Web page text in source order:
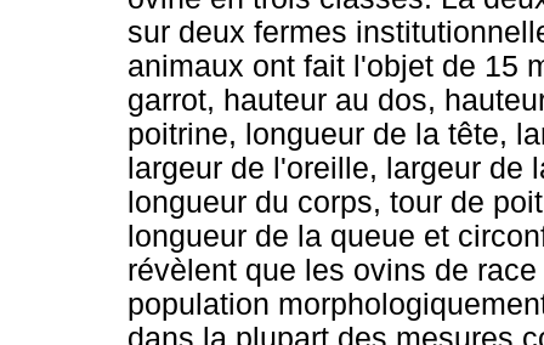
sur deux fermes
animaux ont fait l'objet de 15
garrot, hauteur au dos,
poitrine, longueur de la tête,
largeur de l'oreille, largeur de
longueur du corps, tour de
longueur de la queue et
révèlent que les ovins de
population
dans la plupart des mesures